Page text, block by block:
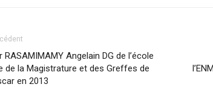
RASAMIMAMY Angelain DG de l’école
de la Magistrature et des Greffes de
en 2013